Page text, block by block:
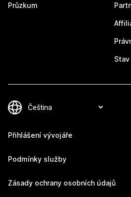
Průzkum
Přihlášení vývojáře
Podmínky služby
Zásady ochrany osobních údajů